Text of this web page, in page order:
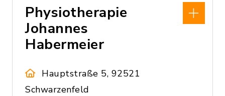
Physiotherapie
Johannes
Habermeier
Hauptstraße 5, 92521
Schwarzenfeld